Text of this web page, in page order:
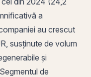
a
au crescut
susținute de volum
și
de